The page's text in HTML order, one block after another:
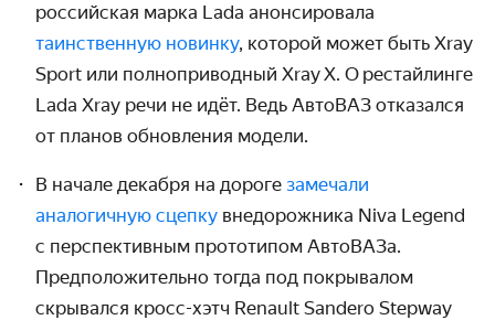
российская марка Lada анонсировала
таинственную новинку, которой может быть Xray
Sport или полно­приводный Xray X. О рестайлинге
Lada Xray речи не идёт. Ведь АвтоВАЗ отказался
от планов обновления модели.
В начале декабря на дороге замечали
аналогичную сцепку внедорожника Niva Legend
с перспективным прототипом АвтоВАЗа.
Предположительно тогда под покрывалом
скрывался кросс-хэтч Renault Sandero Stepway